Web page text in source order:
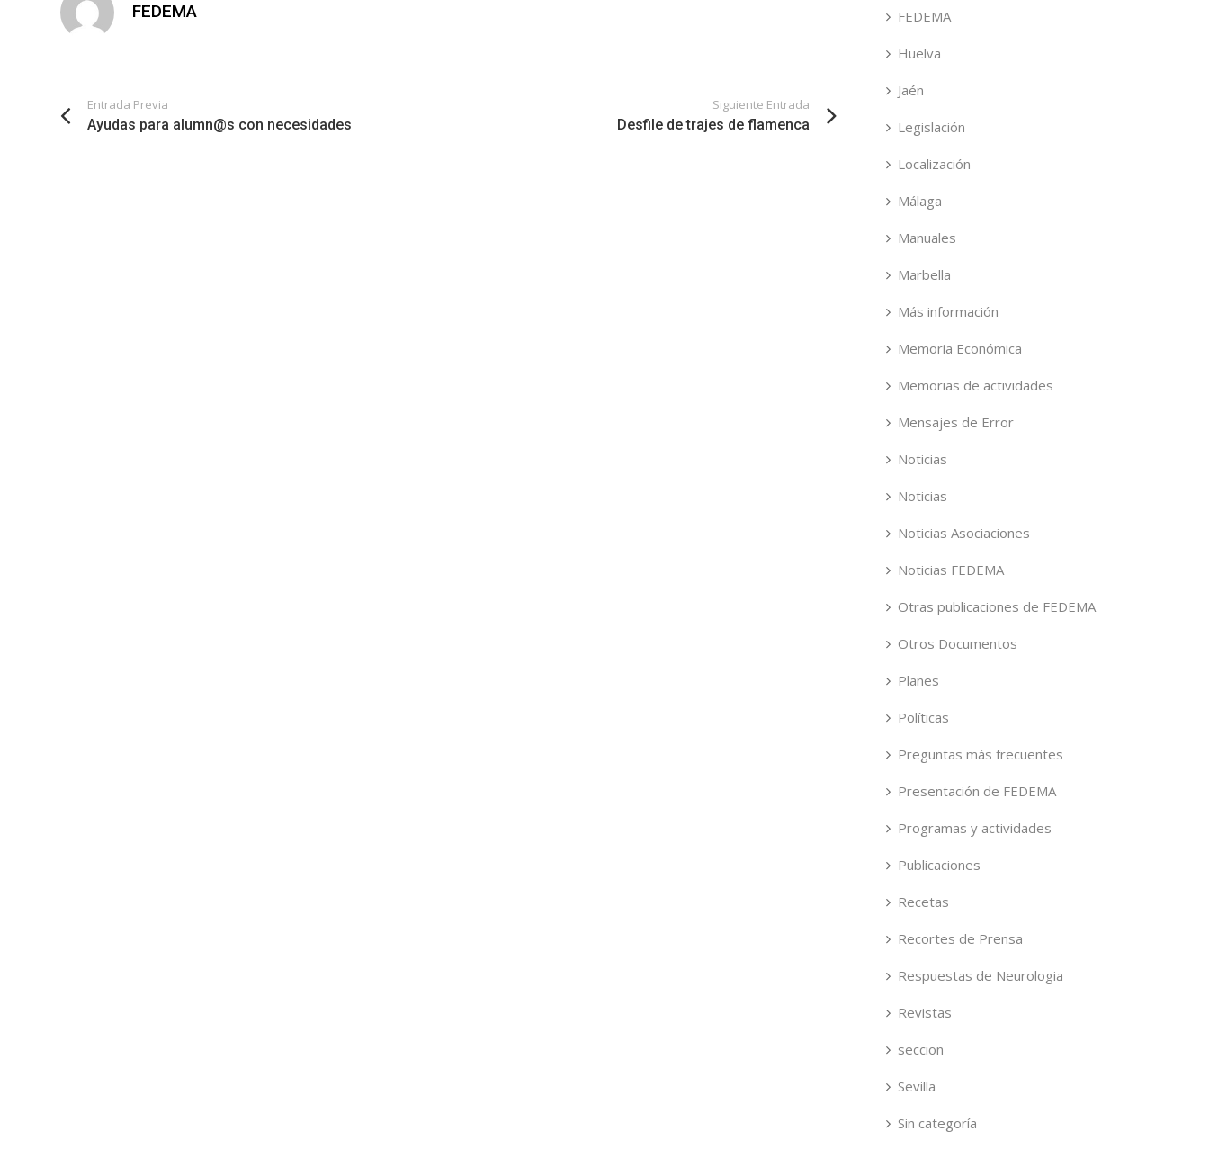
FEDEMA
Entrada Previa
Ayudas para alumn@s con necesidades
Siguiente Entrada
Desfile de trajes de flamenca
FEDEMA
Huelva
Jaén
Legislación
Localización
Málaga
Manuales
Marbella
Más información
Memoria Económica
Memorias de actividades
Mensajes de Error
Noticias
Noticias
Noticias Asociaciones
Noticias FEDEMA
Otras publicaciones de FEDEMA
Otros Documentos
Planes
Políticas
Preguntas más frecuentes
Presentación de FEDEMA
Programas y actividades
Publicaciones
Recetas
Recortes de Prensa
Respuestas de Neurologia
Revistas
seccion
Sevilla
Sin categoría